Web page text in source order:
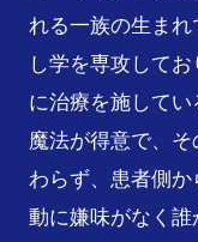
れる一族の生ま
し学を専攻して
に治療を施して
魔法が得意で、
わらず、患者側
動に嫌味がなく